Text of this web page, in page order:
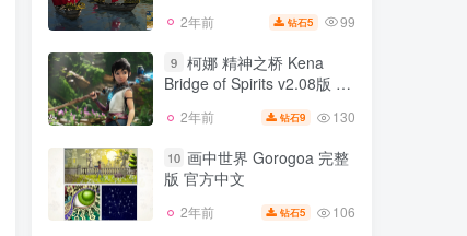
2年前 钻石5 99
9 柯娜 精神之桥 Kena
Bridge of Spirits v2.08版 集
2年前 钻石9 130
10 画中世界 Gorogoa 完整
版 官方中文
2年前 钻石5 106